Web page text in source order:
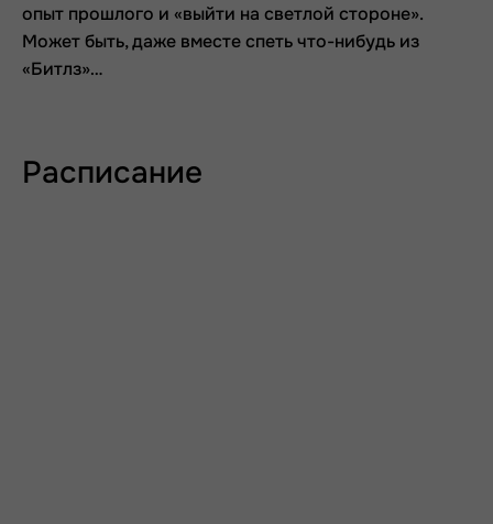
опыт прошлого и «выйти на светлой стороне».
Может быть, даже вместе спеть что-нибудь из
«Битлз»…
Расписание